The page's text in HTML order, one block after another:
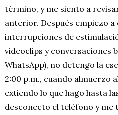
término, y me siento a
anterior. Después empiezo a
interrupciones de
videoclips y conversaciones
WhatsApp), no detengo la
2:00 p.m., cuando almuerzo
extiendo lo que hago hasta
desconecto el teléfono y me